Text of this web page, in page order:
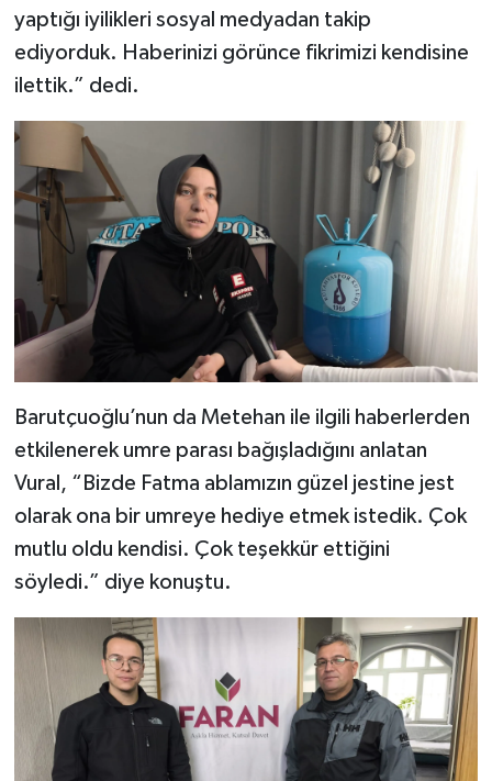
yaptığı iyilikleri sosyal medyadan takip
ediyorduk. Haberinizi görünce fikrimizi kendisine
ilettik.” dedi.
Barutçuoğlu’nun da Metehan ile ilgili haberlerden
etkilenerek umre parası bağışladığını anlatan
Vural, “Bizde Fatma ablamızın güzel jestine jest
olarak ona bir umreye hediye etmek istedik. Çok
mutlu oldu kendisi. Çok teşekkür ettiğini
söyledi.” diye konuştu.